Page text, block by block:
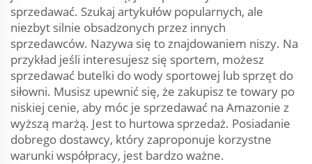
sprzedawać. Szukaj artykułów popularnych, ale
niezbyt silnie obsadzonych przez innych
sprzedawców. Nazywa się to znajdowaniem niszy. Na
przykład jeśli interesujesz się sportem, możesz
sprzedawać butelki do wody sportowej lub sprzęt do
siłowni. Musisz upewnić się, że zakupisz te towary po
niskiej cenie, aby móc je sprzedawać na Amazonie z
wyższą marżą. Jest to hurtowa sprzedaż. Posiadanie
dobrego dostawcy, który zaproponuje korzystne
warunki współpracy, jest bardzo ważne.